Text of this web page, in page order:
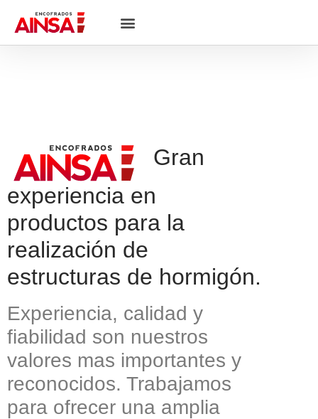
Gran
experiencia en
productos para la
realización de
estructuras de hormigón.
Experiencia, calidad y
fiabilidad son nuestros
valores mas importantes y
reconocidos. Trabajamos
para ofrecer una amplia